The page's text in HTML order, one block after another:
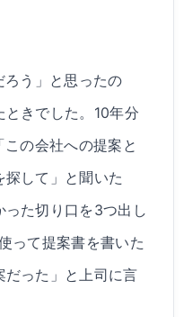
ろう」と思ったの
きでした。10年分
の会社への提案と
探して」と聞いた
った切り口を3つ出し
って提案書を書いた
だった」と上司に言